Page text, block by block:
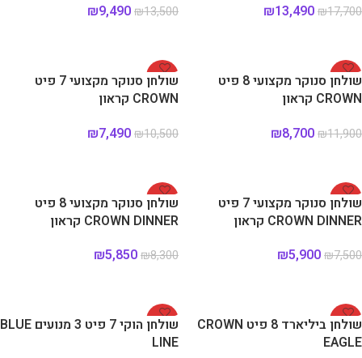
₪17,700
₪13,490
₪13,500
₪9,490
-27%
שולחן סנוקר מקצועי 8 פיט
CROWN קראון
₪11,900
₪8,700
-29%
שולחן סנוקר מקצועי 7 פיט
CROWN קראון
₪10,500
₪7,490
-21%
שולחן סנוקר מקצועי 7 פיט
CROWN DINNER קראון
₪7,500
₪5,900
-30%
שולחן סנוקר מקצועי 8 פיט
CROWN DINNER קראון
₪8,300
₪5,850
-20%
שולחן ביליארד 8 פיט CROWN
EAGLE
-22%
שולחן הוקי 7 פיט 3 מנועים BLUE
LINE